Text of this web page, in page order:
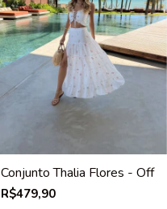
Conjunto Thalia Flores - Off
R$479,90